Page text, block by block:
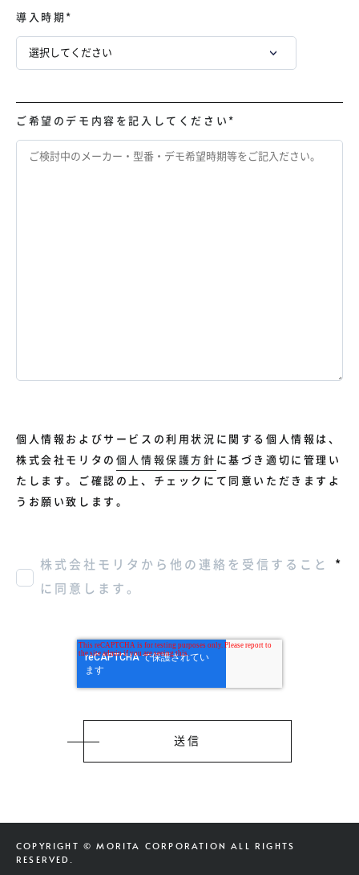
導入時期*
ご希望のデモ内容を記入してください*
個人情報およびサービスの利用状況に関する個人情報は、
株式会社モリタの 個人情報保護方針 に基づき適切に管理い
たします。ご確認の上、チェックにて同意いただきますよ
うお願い致します。
株式会社モリタから他の連絡を受信すること
に同意します。
*
COPYRIGHT © MORITA CORPORATION ALL RIGHTS
RESERVED.